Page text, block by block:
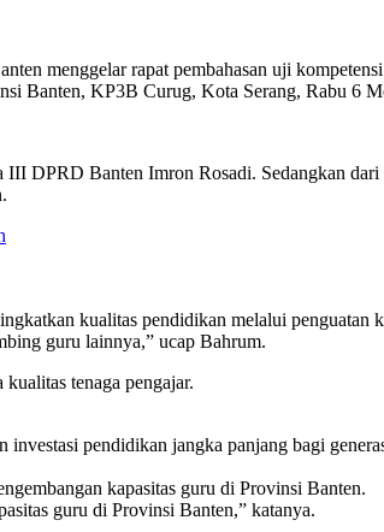
menggelar rapat pembahasan uji
Banten, KP3B Curug, Kota Serang, Rabu 6
DPRD Banten Imron Rosadi. Sedangkan
kualitas pendidikan melalui penguatan
guru lainnya,” ucap Bahrum.
tenaga pengajar.
pendidikan jangka panjang bagi
kapasitas guru di Provinsi Banten.
guru di Provinsi Banten,” katanya.